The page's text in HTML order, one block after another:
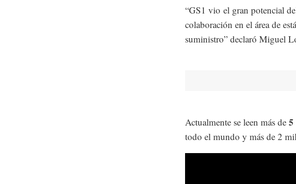
“GS1 vio el gran potencial
colaboración en el área de
suministro” declaró Miguel
Actualmente se leen más de
todo el mundo y más de 2